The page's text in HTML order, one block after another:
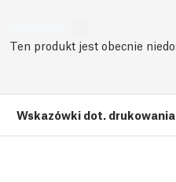
Ten produkt jest obecnie
Wskazówki dot. drukowania